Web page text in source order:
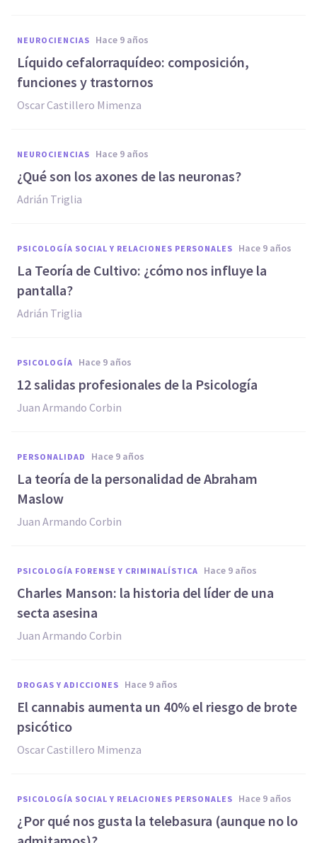
NEUROCIENCIAS hace 9 años
​Líquido cefalorraquídeo: composición,
funciones y trastornos
Oscar Castillero Mimenza
NEUROCIENCIAS hace 9 años
​¿Qué son los axones de las neuronas?
Adrián Triglia
PSICOLOGÍA SOCIAL Y RELACIONES PERSONALES hace 9 años
​La Teoría de Cultivo: ¿cómo nos influye la
pantalla?
Adrián Triglia
PSICOLOGÍA hace 9 años
​12 salidas profesionales de la Psicología
Juan Armando Corbin
PERSONALIDAD hace 9 años
La teoría de la personalidad de Abraham
Maslow
Juan Armando Corbin
PSICOLOGÍA FORENSE Y CRIMINALÍSTICA hace 9 años
​Charles Manson: la historia del líder de una
secta asesina
Juan Armando Corbin
DROGAS Y ADICCIONES hace 9 años
​El cannabis aumenta un 40% el riesgo de brote
psicótico
Oscar Castillero Mimenza
PSICOLOGÍA SOCIAL Y RELACIONES PERSONALES hace 9 años
​¿Por qué nos gusta la telebasura (aunque no lo